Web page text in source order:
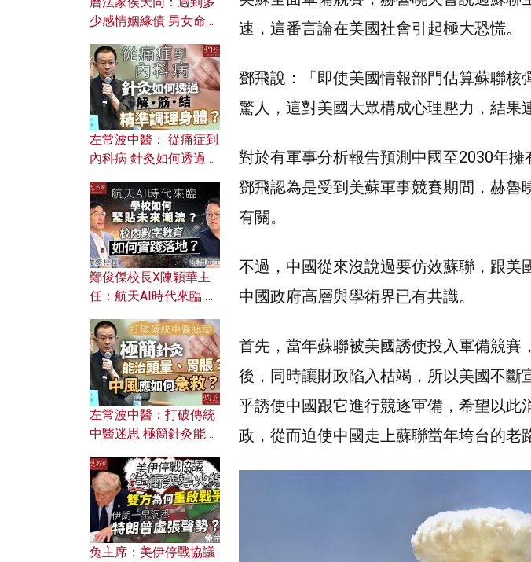
速，這番言論在美國社會引起極大恐慌。
鄧飛說：「即使美國情報部門估算蘇聯核
驚人，這對美國大眾構成心理壓力，結果
對於有軍事分析報告預測中國至2030年擁
鄧飛認為是受到美蘇軍事競賽期間，赫魯
有關。
不過，中國從來沒說過要仿效蘇聯，跟美
中國政府高層與學術界已有共識。
首先，當年蘇聯被美國誘使投入軍備競賽
後，同時讓財政陷入枯竭，所以美國不斷
乎誘使中國跟它進行競逐軍備，希望以此
政，從而迫使中國走上蘇聯當年垮台的老
少感情姻緣債 男女命途
的七情六欲？
左常波中醫： 從痛症到
內科病 針灸如何透過解
鄭俊傑校長X陳穎華主
任：航天AI時代來臨 學
校內數字教育如何實踐
落地？
左常波中醫：打破傳統
中醫迷思 極簡針灸能治
何急救？
兔主席：美伊停戰協議